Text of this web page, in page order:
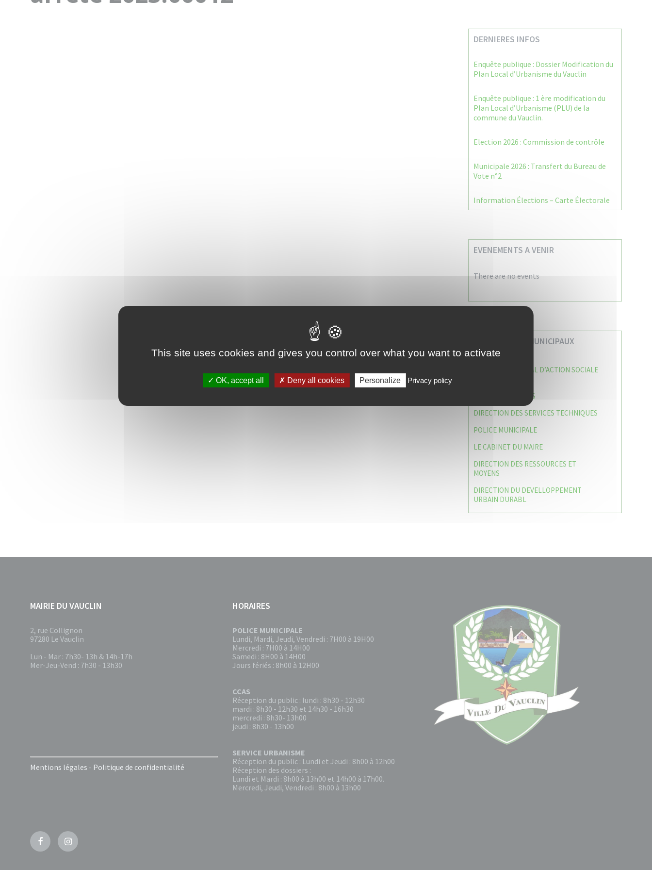
DERNIERES INFOS
Enquête publique : Dossier Modification du
Plan Local d’Urbanisme du Vauclin
Enquête publique : 1 ère modification du
Plan Local d’Urbanisme (PLU) de la
commune du Vauclin.
Election 2026 : Commission de contrôle
Municipale 2026 : Transfert du Bureau de
Vote n°2
Information Élections – Carte Électorale
EVENEMENTS A VENIR
There are no events
VOS SERVICES MUNICIPAUX
CENTRE COMMUNAL D’ACTION SOCIALE
CAISSE DES ÉCOLES
DIRECTION DES SERVICES TECHNIQUES
POLICE MUNICIPALE
LE CABINET DU MAIRE
DIRECTION DES RESSOURCES ET
MOYENS
DIRECTION DU DEVELLOPPEMENT
URBAIN DURABL
MAIRIE DU VAUCLIN
2, rue Collignon
97280 Le Vauclin
Lun - Mar : 7h30- 13h & 14h-17h
Mer-Jeu-Vend : 7h30 - 13h30
Mentions légales - Politique de confidentialité
HORAIRES
POLICE MUNICIPALE
Lundi, Mardi, Jeudi, Vendredi : 7H00 à 19H00
Mercredi : 7H00 à 14H00
Samedi : 8H00 à 14H00
Jours fériés : 8h00 à 12H00
CCAS
Réception du public : lundi : 8h30 - 12h30
mardi : 8h30 - 12h30 et 14h30 - 16h30
mercredi : 8h30- 13h00
jeudi : 8h30 - 13h00
SERVICE URBANISME
Réception du public : Lundi et Jeudi : 8h00 à 12h00
Réception des dossiers :
Lundi et Mardi : 8h00 à 13h00 et 14h00 à 17h00.
Mercredi, Jeudi, Vendredi : 8h00 à 13h00
FacebookInstagram
This site uses cookies and gives you control over what you want to activate
OK, accept all Deny all cookies Personalize Privacy policy